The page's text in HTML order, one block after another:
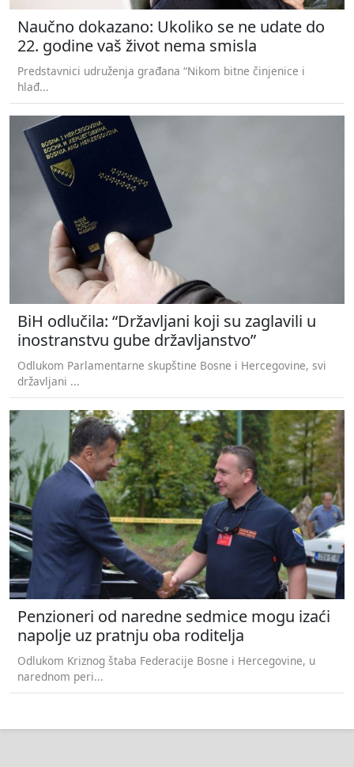
Naučno dokazano: Ukoliko se ne udate do
22. godine vaš život nema smisla
Predstavnici udruženja građana “Nikom bitne činjenice i
hlađ...
BiH odlučila: “Državljani koji su zaglavili u
inostranstvu gube državljanstvo”
Odlukom Parlamentarne skupštine Bosne i Hercegovine, svi
državljani ...
Penzioneri od naredne sedmice mogu izaći
napolje uz pratnju oba roditelja
Odlukom Kriznog štaba Federacije Bosne i Hercegovine, u
narednom peri...